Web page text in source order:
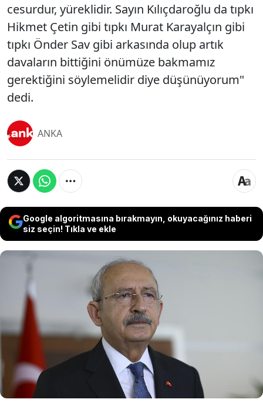
cesurdur, yüreklidir. Sayın Kılıçdaroğlu da tıpkı
Hikmet Çetin gibi tıpkı Murat Karayalçın gibi
tıpkı Önder Sav gibi arkasında olup artık
davaların bittiğini önümüze bakmamız
gerektiğini söylemelidir diye düşünüyorum"
dedi.
ANKA
Google algoritmasına bırakmayın, okuyacağınız haberi
siz seçin! Tıkla ve ekle
CHP Grup Başkanvekili Ali Mahir Başarır, CHP'nin
7'nci Genel Başkanı Kemal Kılıçdaroğlu'nun
kurultaya yönelik dava süreci boyunca herhangi bir
açıklama yapmamasına ilişkin, "Cumhuriyet Halk
Partisi'nin lideri sayın Özgür Özel'dir. Başarılıdır,
çalışkandır, cesurdur, yüreklidir. Sayın Kılıçdaroğlu da
tıpkı Hikmet Çetin gibi tıpkı Murat Karayalçın gibi
tıpkı Önder Sav gibi arkasında olup artık davaların
bittiğini önümüze bakmamız gerektiğini
söylemelidir diye düşünüyorum" dedi.